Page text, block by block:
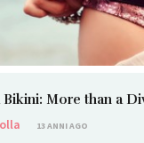
More than a
13 ANNI AGO